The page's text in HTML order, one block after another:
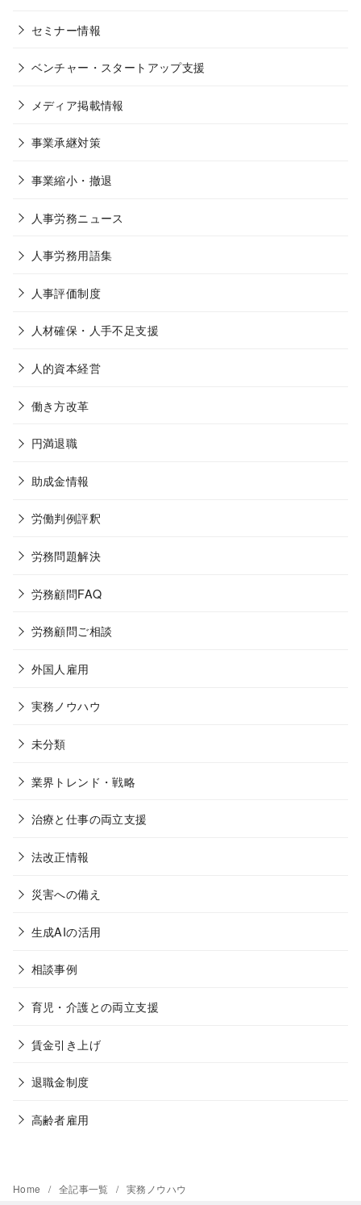
セミナー情報
ベンチャー・スタートアップ支援
メディア掲載情報
事業承継対策
事業縮小・撤退
人事労務ニュース
人事労務用語集
人事評価制度
人材確保・人手不足支援
人的資本経営
働き方改革
円満退職
助成金情報
労働判例評釈
労務問題解決
労務顧問FAQ
労務顧問ご相談
外国人雇用
実務ノウハウ
未分類
業界トレンド・戦略
治療と仕事の両立支援
法改正情報
災害への備え
生成AIの活用
相談事例
育児・介護との両立支援
賃金引き上げ
退職金制度
高齢者雇用
Home 全記事一覧 実務ノウハウ